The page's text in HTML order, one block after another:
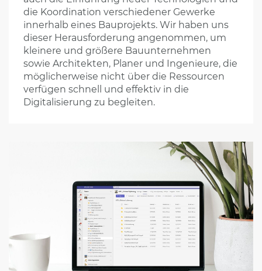
die Koordination verschiedener Gewerke
innerhalb eines Bauprojekts. Wir haben uns
dieser Herausforderung angenommen, um
kleinere und größere Bauunternehmen
sowie Architekten, Planer und Ingenieure, die
möglicherweise nicht über die Ressourcen
verfügen schnell und effektiv in die
Digitalisierung zu begleiten.